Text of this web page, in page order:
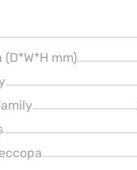
mm)